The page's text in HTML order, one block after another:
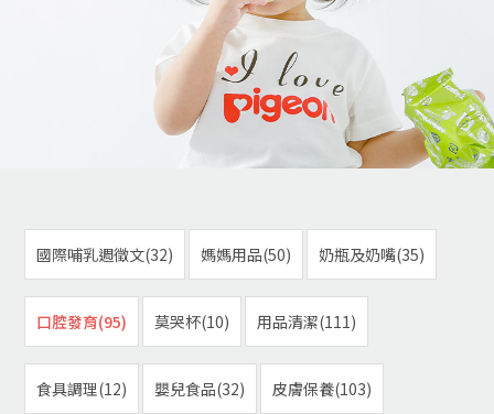
國際哺乳週徵文(32) 媽媽用品(50) 奶瓶及奶嘴(35)
口腔發育(95) 莫哭杯(10) 用品清潔(111)
食具調理(12) 嬰兒食品(32) 皮膚保養(103)